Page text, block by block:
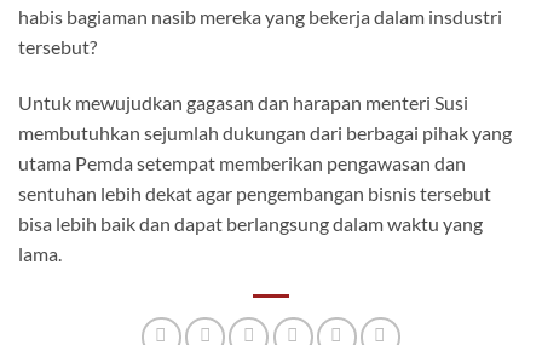
habis bagiaman nasib mereka yang bekerja dalam insdustri
tersebut?
Untuk mewujudkan gagasan dan harapan menteri Susi
membutuhkan sejumlah dukungan dari berbagai pihak yang
utama Pemda setempat memberikan pengawasan dan
sentuhan lebih dekat agar pengembangan bisnis tersebut
bisa lebih baik dan dapat berlangsung dalam waktu yang
lama.